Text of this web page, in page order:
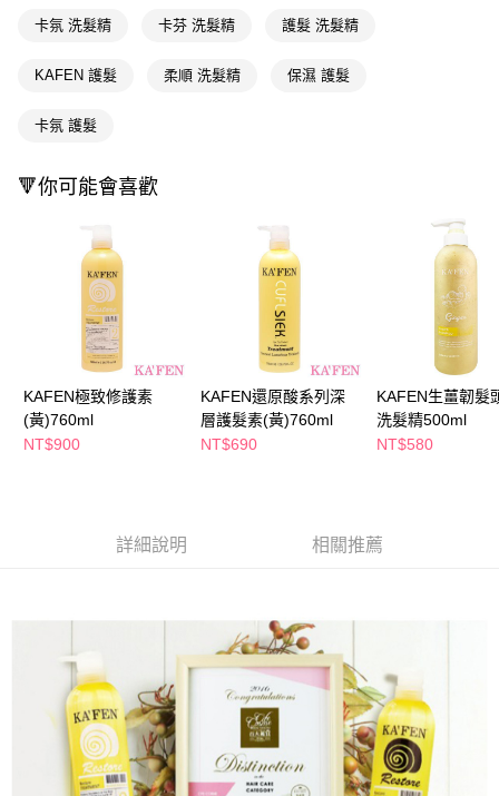
１．簡單：不需註冊會員、不需綁卡、不需儲值。
３．安心：先確認商品／服務後，再付款。
１．於結帳方式選擇「AFTEE先享後付」後，將跳轉至「AFTEE先享後付」
３．收到繳費通知簡訊後14天內，點擊此簡訊中的連結，可透過四大超商／
※ 請注意：結帳手續完成當下不需立刻繳費，但若您需要取消訂單，請聯絡
購買商品的店家。未經商家同意取消之訂單仍視為有效，需透過AFTEE先享
後付繳納相關費用。
※ 交易是否成功請以「AFTEE先享後付 」之結帳頁面顯示為準，若有關於
是否繳費成功／繳費後需取消欲退款等相關疑問，請聯繫「AFTEE先享後付
客戶支援中心」 https://netprotections.freshdesk.com/support/home
【注意事項】
１．透過由恩沛科技股份有限公司提供之「AFTEE先享後付」服務完成之交
易，需依本服務之必要範圍內提供個人資料，並將交易相關給付款項請求債
權轉讓予恩沛科技股份有限公司。
２．關於個人資料處理事宜，請瀏覽以下網址：
４．使用「AFTEE先享後付」時，將依據個別帳號之用戶狀況，依本公司即
恩沛科技股份有限公司將有權停止該用戶之使用額度並採取法律行動。
全家取貨付款
每筆NT$65，滿NT$390(含以上)免運費
每筆NT$65，滿NT$490(含以上)免運費
付款後萊爾富取貨
每筆NT$65，滿NT$490(含以上)免運費
7-11取貨付款
每筆NT$65，滿NT$490(含以上)免運費
付款後7-11取貨
每筆NT$100，滿NT$790(含以上)免運費
卡氛 洗髮精 卡芬 洗髮精 護髮 洗髮精
KAFEN 護髮 柔順 洗髮精 保濕 護髮
卡氛 護髮
🔻你可能會喜歡
KAFEN極致修護素
(黃)760ml
NT$900
KAFEN還原酸系列深
層護髮素(黃)760ml
NT$690
KAFEN生薑韌髮
洗髮精500ml
NT$580
詳細說明 相關推薦